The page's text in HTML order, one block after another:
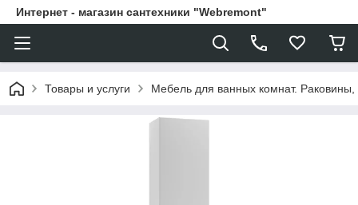
Интернет - магазин сантехники "Webremont"
Товары и услуги Мебель для ванных комнат.